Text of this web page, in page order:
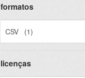
formatos
CSV (1)
licenças